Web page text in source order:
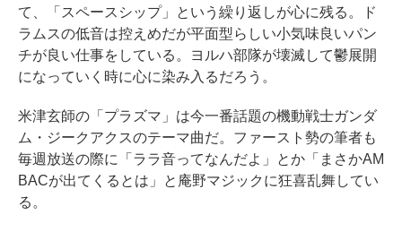
て、「スペースシップ」という繰り返しが心に残る。ド
ラムスの低音は控えめだが平面型らしい小気味良いパン
チが良い仕事をしている。ヨルハ部隊が壊滅して鬱展開
になっていく時に心に染み入るだろう。
米津玄師の「プラズマ」は今一番話題の機動戦士ガンダ
ム・ジークアクスのテーマ曲だ。ファースト勢の筆者も
毎週放送の際に「ララ音ってなんだよ」とか「まさかAM
BACが出てくるとは」と庵野マジックに狂喜乱舞してい
る。